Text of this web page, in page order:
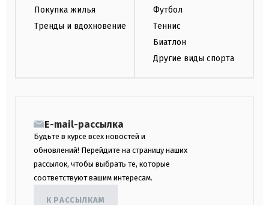
Покупка жилья
Тренды и вдохновение
Футбол
Теннис
Биатлон
Другие виды спорта
E-mail-рассылка
Будьте в курсе всех новостей и
обновлений! Перейдите на страницу наших
рассылок, чтобы выбрать те, которые
соответствуют вашим интересам.
К РАССЫЛКАМ